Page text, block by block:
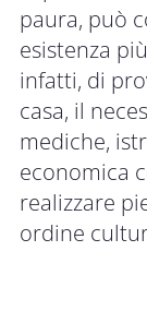
paura, può
esistenza
infatti, di
casa, il
mediche,
economica
realizzare
ordine